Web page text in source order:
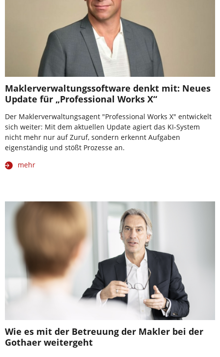
Maklerverwaltungssoftware denkt mit: Neues
Update für „Professional Works X“
Der Maklerverwaltungsagent "Professional Works X" entwickelt
sich weiter: Mit dem aktuellen Update agiert das KI-System
nicht mehr nur auf Zuruf, sondern erkennt Aufgaben
eigenständig und stößt Prozesse an.
mehr
Wie es mit der Betreuung der Makler bei der
Gothaer weitergeht